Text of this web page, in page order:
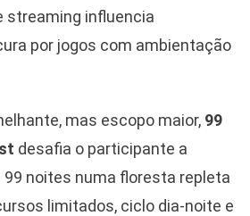
streaming influencia
por jogos com ambientação
mas escopo maior, 99
desafia o participante a
noites numa floresta repleta
limitados, ciclo dia-noite e